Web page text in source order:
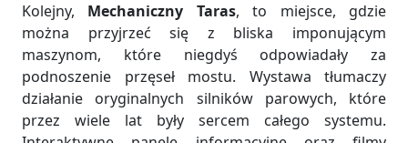
Kolejny, Mechaniczny Taras, to miejsce, gdzie
można przyjrzeć się z bliska imponującym
maszynom, które niegdyś odpowiadały za
podnoszenie przęseł mostu. Wystawa tłumaczy
działanie oryginalnych silników parowych, które
przez wiele lat były sercem całego systemu.